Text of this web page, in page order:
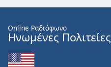
Online Ραδιόφωνο
Ηνωμένες Πολιτείες